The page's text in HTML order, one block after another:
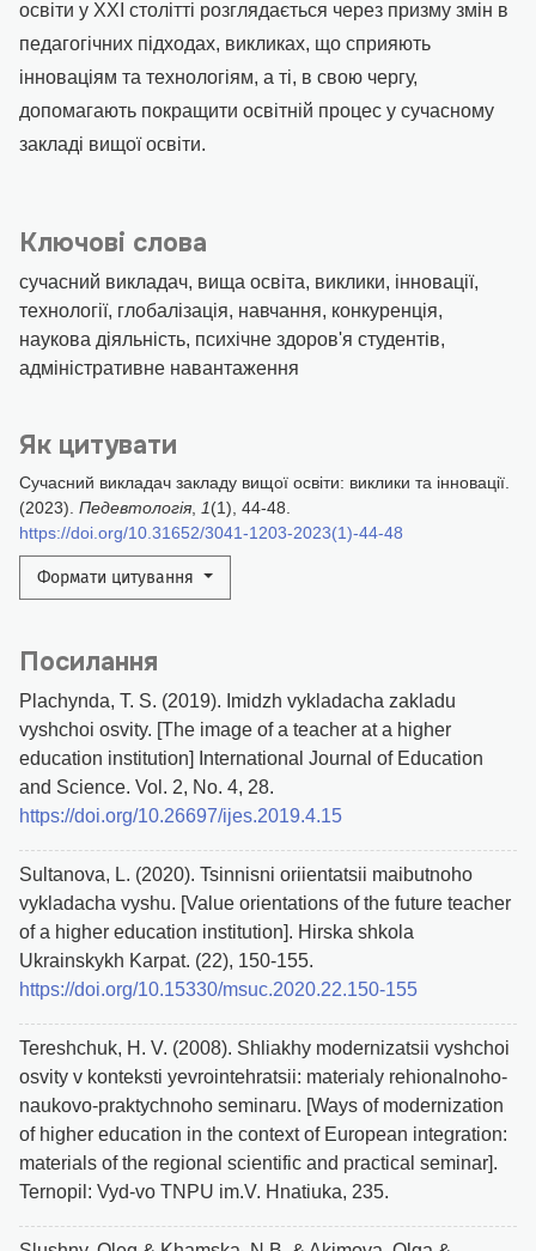
Ключові слова
сучасний викладач, вища освіта, виклики, інновації,
технології, глобалізація, навчання, конкуренція,
наукова діяльність, психічне здоров'я студентів,
адміністративне навантаження
Як цитувати
Сучасний викладач закладу вищої освіти: виклики та інновації.
(2023). Педевтологія 1(1), 44-48.
https://doi.org/10.31652/3041-1203-2023(1)-44-48
Формати цитування
освіти у ХХІ столітті розглядається через призму змін в
педагогічних підходах, викликах, що сприяють
інноваціям та технологіям, а ті, в свою чергу,
допомагають покращити освітній процес у сучасному
закладі вищої освіти.
Посилання
Plachynda, T. S. (2019). Imidzh vykladacha zakladu
vyshchoi osvity. [The image of a teacher at a higher
education institution] International Journal of Education
and Science. Vol. 2, No. 4, 28.
https://doi.org/10.26697/ijes.2019.4.15
Sultanova, L. (2020). Tsinnisni oriientatsii maibutnoho
vykladacha vyshu. [Value orientations of the future teacher
of a higher education institution]. Hirska shkola
Ukrainskykh Karpat. (22), 150-155.
https://doi.org/10.15330/msuc.2020.22.150-155
Tereshchuk, H. V. (2008). Shliakhy modernizatsii vyshchoi
osvity v konteksti yevrointehratsii: materialy rehionalnoho-
naukovo-praktychnoho seminaru. [Ways of modernization
of higher education in the context of European integration:
materials of the regional scientific and practical seminar].
Ternopil: Vyd-vo TNPU im.V. Hnatiuka, 235.